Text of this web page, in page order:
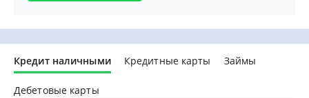
Кредит наличными Кредитные карты Займы
Дебетовые карты